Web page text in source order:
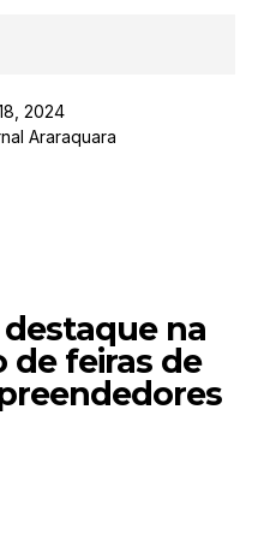
2024
Araraquara
destaque na
de feiras de